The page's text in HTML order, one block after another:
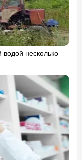
несколько